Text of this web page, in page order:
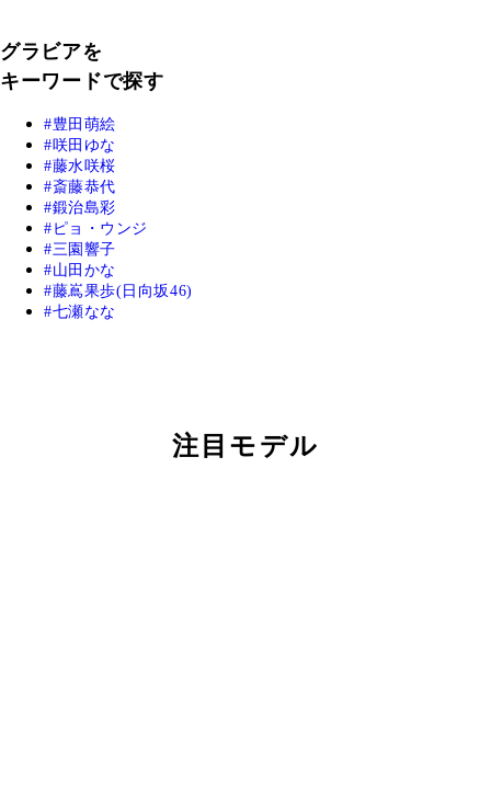
グラビアを
キーワードで探す
豊田萌絵
咲田ゆな
藤水咲桜
斎藤恭代
鍛治島彩
ピョ・ウンジ
三園響子
山田かな
藤嶌果歩(日向坂46)
七瀬なな
注目モデル